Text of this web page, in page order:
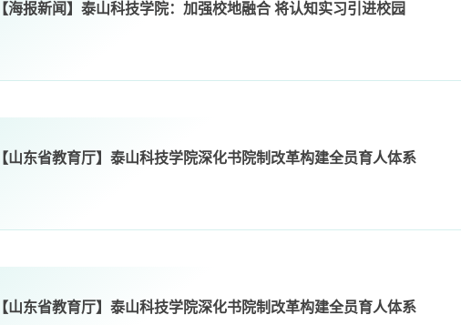
【海报新闻】泰山科技学院：加强校地融合 将认知实习引进校园
【山东省教育厅】泰山科技学院深化书院制改革构建全员育人体系
【山东省教育厅】泰山科技学院深化书院制改革构建全员育人体系